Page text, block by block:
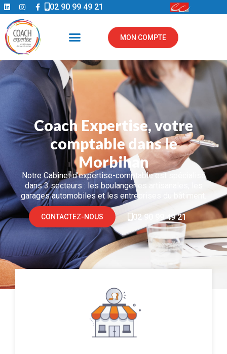
02 90 99 49 21
MON COMPTE
Coach Expertise, votre
comptable dans le
Morbihan
Notre Cabinet d’expertise-comptable est spécialisé
dans 3 secteurs : les boulangeries artisanales, les
garages automobiles et les entreprises du bâtiment.
CONTACTEZ-NOUS 02 90 99 49 21